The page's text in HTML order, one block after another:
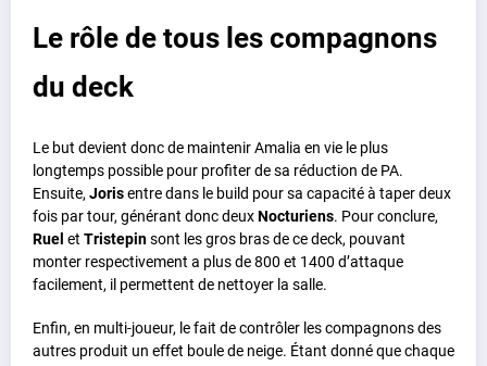
Le rôle de tous les compagnons
du deck
Le but devient donc de maintenir Amalia en vie le plus
longtemps possible pour profiter de sa réduction de PA.
Ensuite, Jorisentre dans le build pour sa capacité à taper deux
fois par tour, générant donc deuxNocturiens. Pour conclure,
Ruel et Tristepinsont les gros bras de ce deck, pouvant
monter respectivement a plus de 800 et 1400 d’attaque
facilement, il permettent de nettoyer la salle.
Enfin, en multi-joueur, le fait de contrôler les compagnons des
autres produit un effet boule de neige. Étant donné que chaque